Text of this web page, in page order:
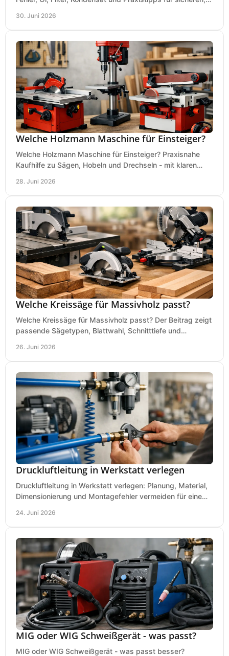
30. Juni 2026
Welche Holzmann Maschine für Einsteiger?
Welche Holzmann Maschine für Einsteiger? Praxisnahe
Kaufhilfe zu Sägen, Hobeln und Drechseln - mit klaren
28. Juni 2026
Welche Kreissäge für Massivholz passt?
Welche Kreissäge für Massivholz passt? Der Beitrag zeigt
passende Sägetypen, Blattwahl, Schnitttiefe und
26. Juni 2026
Druckluftleitung in Werkstatt verlegen
Druckluftleitung in Werkstatt verlegen: Planung, Material,
Dimensionierung und Montagefehler vermeiden für eine
24. Juni 2026
MIG oder WIG Schweißgerät - was passt?
MIG oder WIG Schweißgerät - was passt besser?